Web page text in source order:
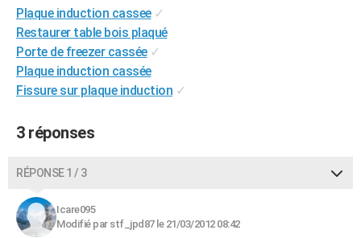
GUIDES D'ACHAT
BONS PLANS
CARTE DE VOEUX
DICTIONNAIRE
S'inscrire
Se connecter
Lycées
Collèges
Primaires
Universités
Entreprises
Service militaire
Avis de recherche
AVIS DE DÉCÈS
Plaque induction cassee ✓
Restaurer table bois plaqué
Porte de freezer cassée ✓
Plaque induction cassée
Fissure sur plaque induction ✓
3 réponses
RÉPONSE 1 / 3
Icare095
Modifié par stf_jpd87 le 21/03/2012 08:42